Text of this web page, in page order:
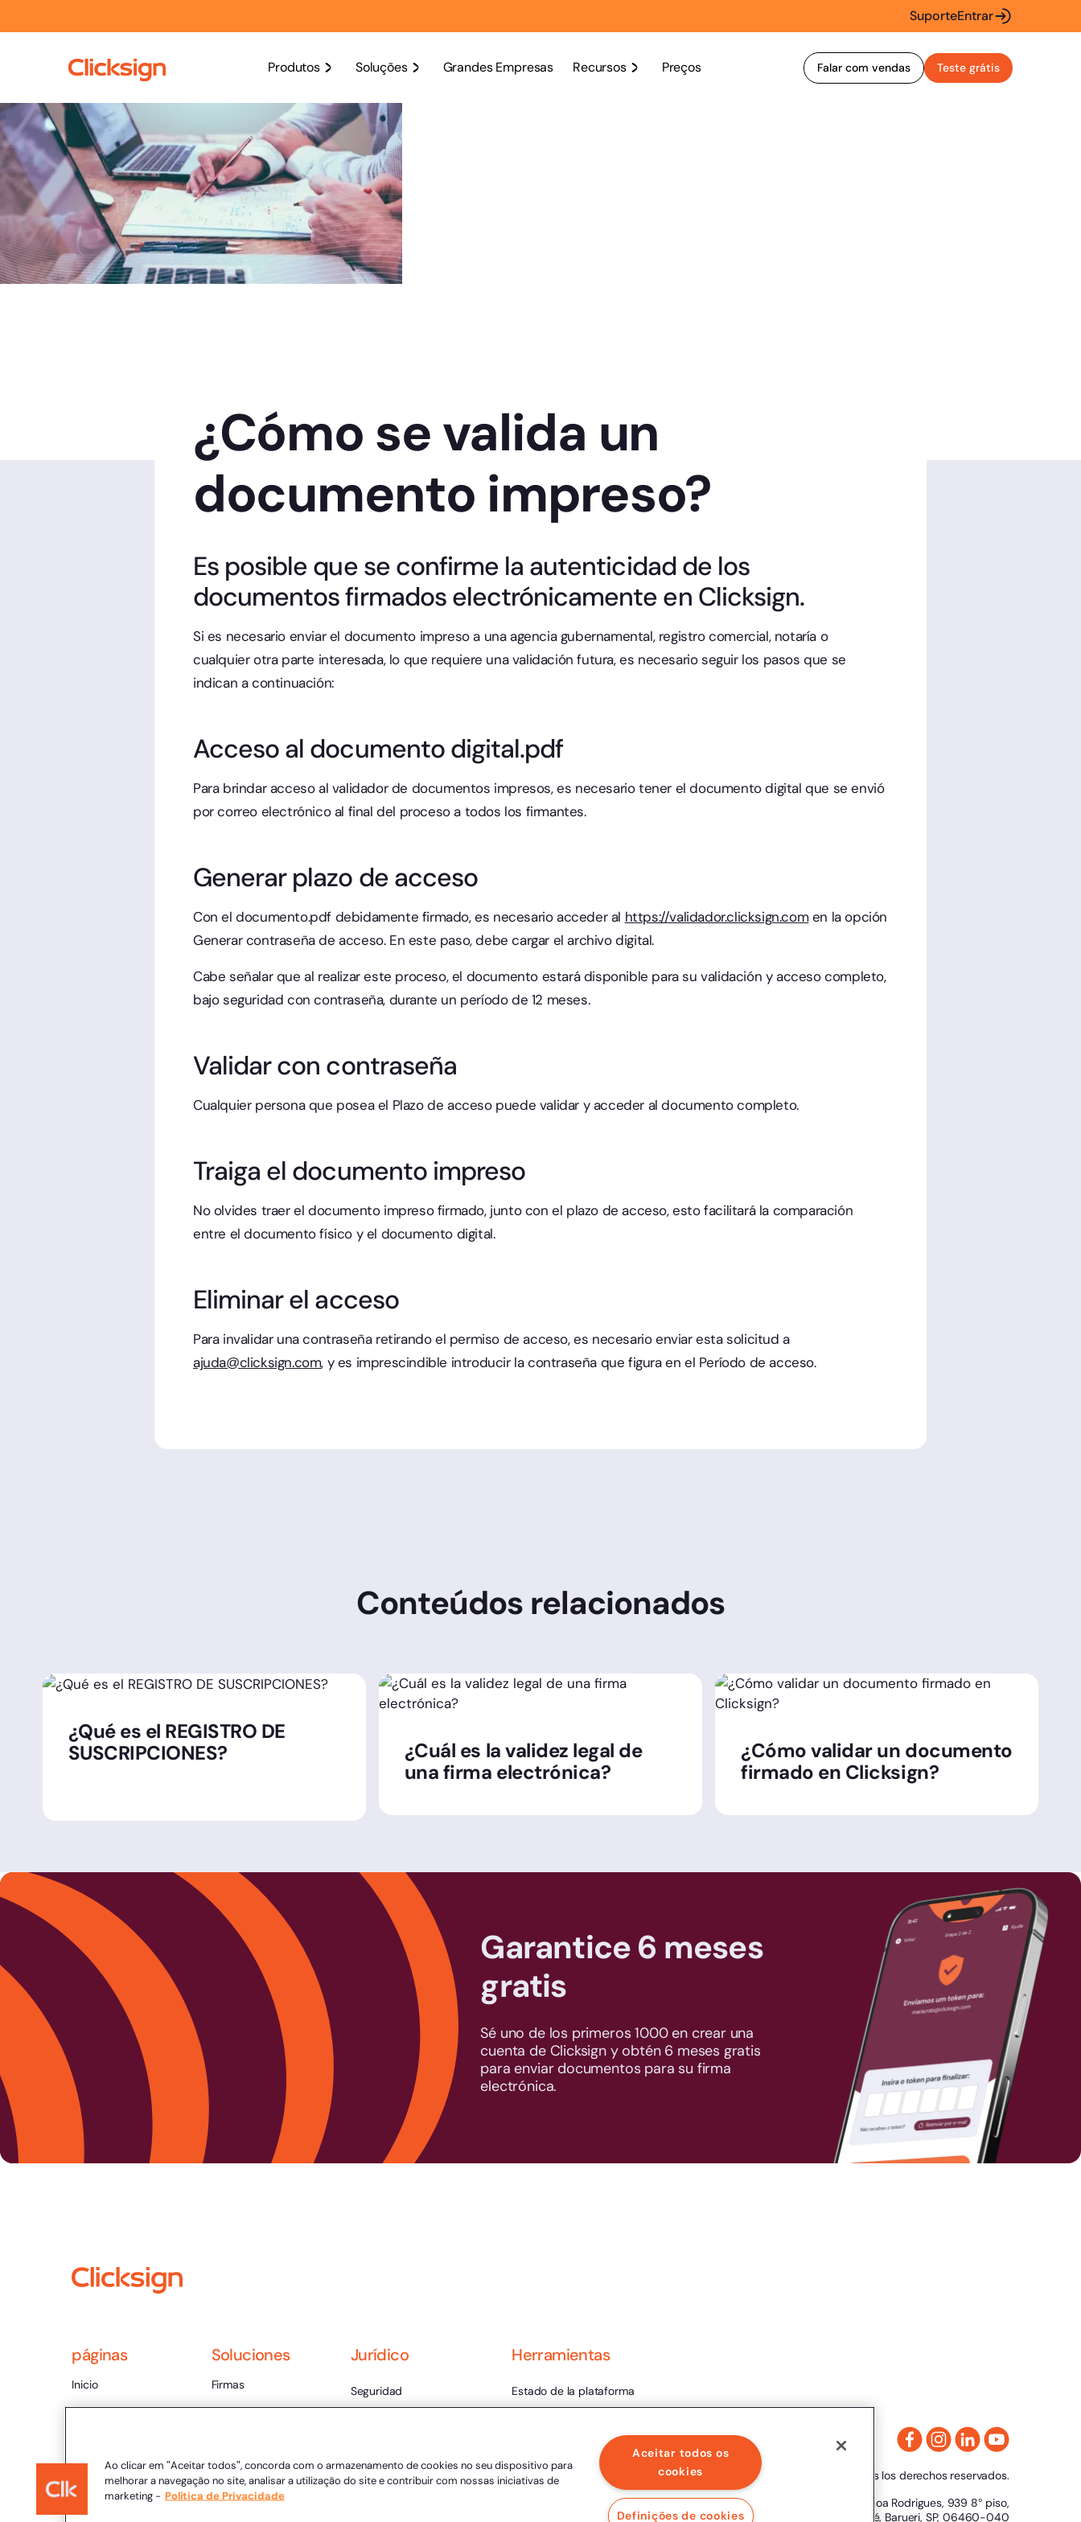
SuporteEntrar
Produtos Soluções Grandes Empresas Recursos Preços Falar com vendas Teste grátis
¿Cómo se valida un
documento impreso?
Es posible que se confirme la autenticidad de los
documentos firmados electrónicamente en Clicksign.
Si es necesario enviar el documento impreso a una agencia gubernamental, registro comercial, notaría o
cualquier otra parte interesada, lo que requiere una validación futura, es necesario seguir los pasos que se
indican a continuación:
Acceso al documento digital.pdf
Para brindar acceso al validador de documentos impresos, es necesario tener el documento digital que se envió
por correo electrónico al final del proceso a todos los firmantes.
Generar plazo de acceso
Con el documento.pdf debidamente firmado, es necesario acceder al https://validador.clicksign.comen la opción
Generar contraseña de acceso. En este paso, debe cargar el archivo digital.
Cabe señalar que al realizar este proceso, el documento estará disponible para su validación y acceso completo,
bajo seguridad con contraseña, durante un período de 12 meses.
Validar con contraseña
Cualquier persona que posea el Plazo de acceso puede validar y acceder al documento completo.
Traiga el documento impreso
No olvides traer el documento impreso firmado, junto con el plazo de acceso, esto facilitará la comparación
entre el documento físico y el documento digital.
Eliminar el acceso
Para invalidar una contraseña retirando el permiso de acceso, es necesario enviar esta solicitud a
ajuda@clicksign.com, y es imprescindible introducir la contraseña que figura en el Período de acceso.
Conteúdos relacionados
¿Qué es el REGISTRO DE
SUSCRIPCIONES?
¿Cuál es la validez legal de
una firma electrónica?
¿Cómo validar un documento
firmado en Clicksign?
Garantice 6 meses
gratis
Sé uno de los primeros 1000 en crear una
cuenta de Clicksign y obtén 6 meses gratis
para enviar documentos para su firma
electrónica.
páginas
Inicio
Desempleo
Contenido rico
Contactar
Soluciones
Firmas
Sobre
Jurídico
Seguridad
Validez legal
Herramientas
Estado de la plataforma
2024 Clicksign - Todos los derechos reservados.
Av. Marcos Penteado de Ulhoa Rodrigues, 939 8° piso,
Torre 1, Tamboré, Barueri, SP, 06460-040
Ao clicar em "Aceitar todos", concorda com o armazenamento de cookies no seu dispositivo para
melhorar a navegação no site, analisar a utilização do site e contribuir com nossas iniciativas de
marketing - Política de Privacidade
Aceitar todos os
cookies
Definições de cookies